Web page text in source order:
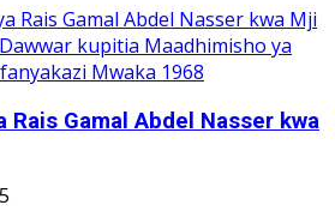
Rais Gamal Abdel Nasser kwa